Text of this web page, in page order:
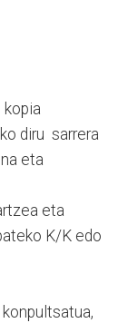
diru sarrera
eta
eta
K/K edo